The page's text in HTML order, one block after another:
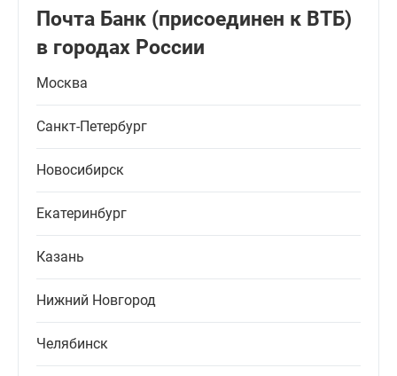
Почта Банк (присоединен к ВТБ)
в городах России
Москва
Санкт-Петербург
Новосибирск
Екатеринбург
Казань
Нижний Новгород
Челябинск